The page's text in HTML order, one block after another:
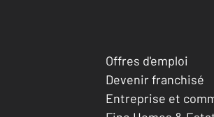
Offres d'emploi
Devenir franchisé
Entreprise et